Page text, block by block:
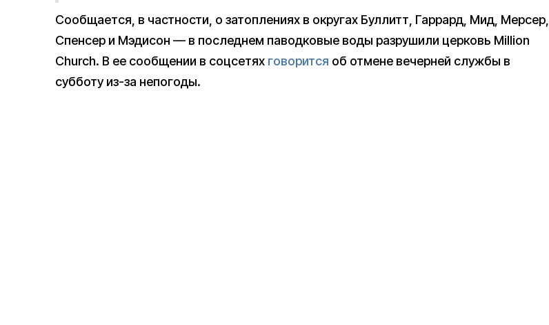
Сообщается, в частности, о затоплениях в округах Буллитт, Гаррард, Мид, Мерсер,
Спенсер и Мэдисон — в последнем паводковые воды разрушили церковь Million
Church. В ее сообщении в соцсетях говорится об отмене вечерней службы в
субботу из-за непогоды.